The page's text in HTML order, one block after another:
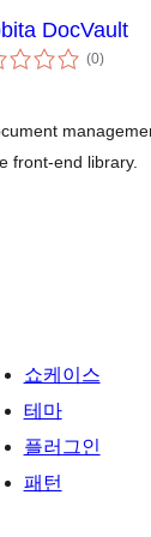
DocVault
(0전
체)
front-end library.
쇼케이스
테마
플러그인
패턴